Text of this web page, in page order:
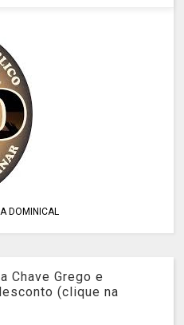
DOMINICAL
Chave Grego e
(clique na